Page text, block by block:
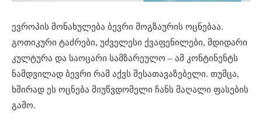
ევროპის მონახულება ბევრი მოგზაურის ოცნებაა.
გოთიკური ტაძრები, უძველესი ქვაფენილები, მდიდარი
კულტურა და საოცარი სამზარეულო – ამ კონტინენტს
ნამდვილად ბევრი რამ აქვს შესათავაზებელი. თუმცა,
ხშირად ეს ოცნება მიუწვდომელი ჩანს მაღალი ფასების
გამო.